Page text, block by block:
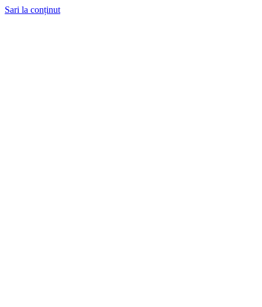
Sari la conținut